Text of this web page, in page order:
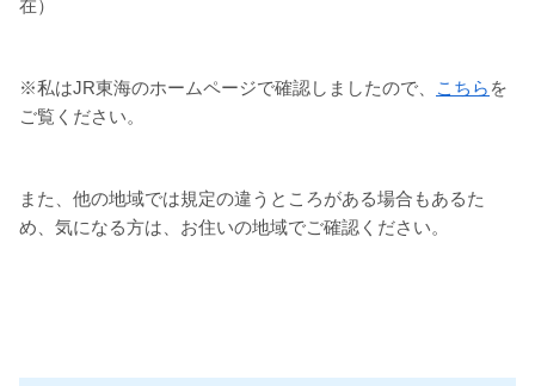
在）
※私はJR東海のホームページで確認しましたので、 こちら を
ご覧ください。
また、他の地域では規定の違うところがある場合もあるた
め、気になる方は、お住いの地域でご確認ください。